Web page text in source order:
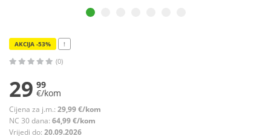
AKCIJA -53% !
(0)
29 99
€/kom
Cijena za j.m.: 29,99 €/kom
NC 30 dana: 64,99 €/kom
Vrijedi do: 20.09.2026